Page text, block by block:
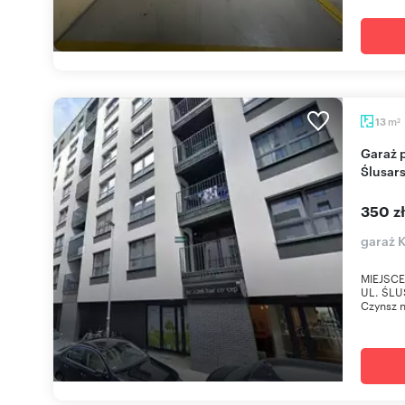
13 m2
Garaż podziemny 13 m² w Krakowie (Podgórze,
350
garaż
UL.
Czynsz